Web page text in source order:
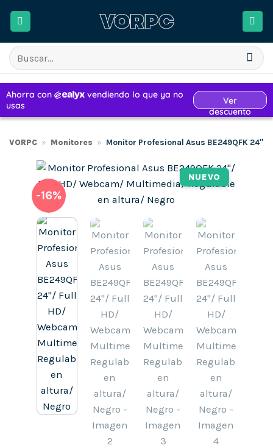
Buscar
por:
VORPC » Monitores » Monitor Profesional Asus BE249QFK
NUEVO
-16%